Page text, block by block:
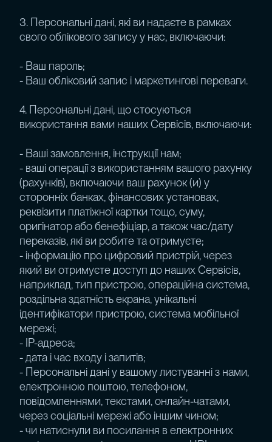
3. Персональні дані, які ви надаєте в рамках
свого облікового запису у нас, включаючи:
- Ваш пароль;
- Ваш обліковий запис і маркетингові переваги.
4. Персональні дані, що стосуються
використання вами наших Сервісів, включаючи:
- Ваші замовлення, інструкції нам;
- ваші операції з використанням вашого рахунку
(рахунків), включаючи ваш рахунок (и) у
сторонніх банках, фінансових установах,
реквізити платіжної картки тощо, суму,
оригінатор або бенефіціар, а також час/дату
переказів, які ви робите та отримуєте;
- інформацію про цифровий пристрій, через
який ви отримуєте доступ до наших Сервісів,
наприклад, тип пристрою, операційна система,
роздільна здатність екрана, унікальні
ідентифікатори пристрою, система мобільної
мережі;
- IP-адреса;
- дата і час входу і запитів;
- Персональні дані у вашому листуванні з нами,
електронною поштою, телефоном,
повідомленнями, текстами, онлайн-чатами,
через соціальні мережі або іншим чином;
- чи натиснули ви посилання в електронних